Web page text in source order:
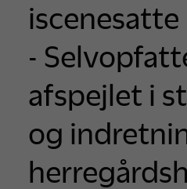
-
afspejlet i
og